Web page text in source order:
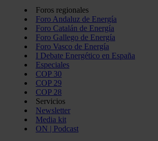
Foros regionales
Foro Andaluz de Energía
Foro Catalán de Energía
Foro Gallego de Energía
Foro Vasco de Energía
I Debate Energético en España
Especiales
COP 30
COP 29
COP 28
Servicios
Newsletter
Media kit
ON | Podcast